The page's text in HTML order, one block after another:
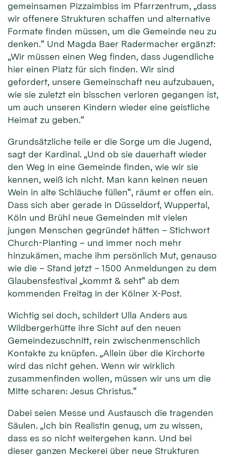
gemeinsamen Pizzaimbiss im Pfarrzentrum, „dass
wir offenere Strukturen schaffen und alternative
Formate finden müssen, um die Gemeinde neu zu
denken.“ Und Magda Baer Radermacher ergänzt:
„Wir müssen einen Weg finden, dass Jugendliche
hier einen Platz für sich finden. Wir sind
gefordert, unsere Gemeinschaft neu aufzubauen,
wie sie zuletzt ein bisschen verloren gegangen ist,
um auch unseren Kindern wieder eine geistliche
Heimat zu geben.“
Grundsätzliche teile er die Sorge um die Jugend,
sagt der Kardinal. „Und ob sie dauerhaft wieder
den Weg in eine Gemeinde finden, wie wir sie
kennen, weiß ich nicht. Man kann keinen neuen
Wein in alte Schläuche füllen“, räumt er offen ein.
Dass sich aber gerade in Düsseldorf, Wuppertal,
Köln und Brühl neue Gemeinden mit vielen
jungen Menschen gegründet hätten – Stichwort
Church-Planting – und immer noch mehr
hinzukämen, mache ihm persönlich Mut, genauso
wie die – Stand jetzt – 1500 Anmeldungen zu dem
Glaubensfestival „kommt & seht“ ab dem
kommenden Freitag in der Kölner X-Post.
Wichtig sei doch, schildert Ulla Anders aus
Wildbergerhütte ihre Sicht auf den neuen
Gemeindezuschnitt, rein zwischenmenschlich
Kontakte zu knüpfen. „Allein über die Kirchorte
wird das nicht gehen. Wenn wir wirklich
zusammenfinden wollen, müssen wir uns um die
Mitte scharen: Jesus Christus.“
Dabei seien Messe und Austausch die tragenden
Säulen. „Ich bin Realistin genug, um zu wissen,
dass es so nicht weitergehen kann. Und bei
dieser ganzen Meckerei über neue Strukturen